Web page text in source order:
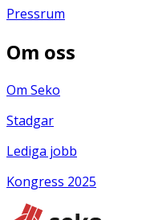
Pressrum
Om oss
Om Seko
Stadgar
Lediga jobb
Kongress 2025